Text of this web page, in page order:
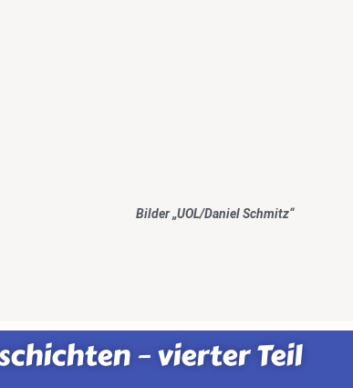
Bilder „UOL/Daniel Schmitz“
– vierter Teil